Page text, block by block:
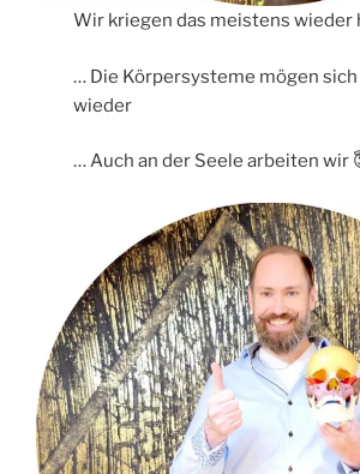
Wir kriegen das meistens wieder
… Die Körpersysteme mögen
wieder
… Auch an der Seele arbeiten wir